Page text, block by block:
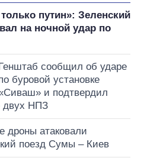
путин»: Зеленский
на ночной удар по
сообщил об ударе
буровой установке
и подтвердил
двух НПЗ
дроны атаковали
поезд Сумы – Киев